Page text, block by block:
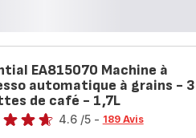
EA815070 Machine à
automatique à grains - 3
de café - 1,7L
4.6 /5 - 189 Avis